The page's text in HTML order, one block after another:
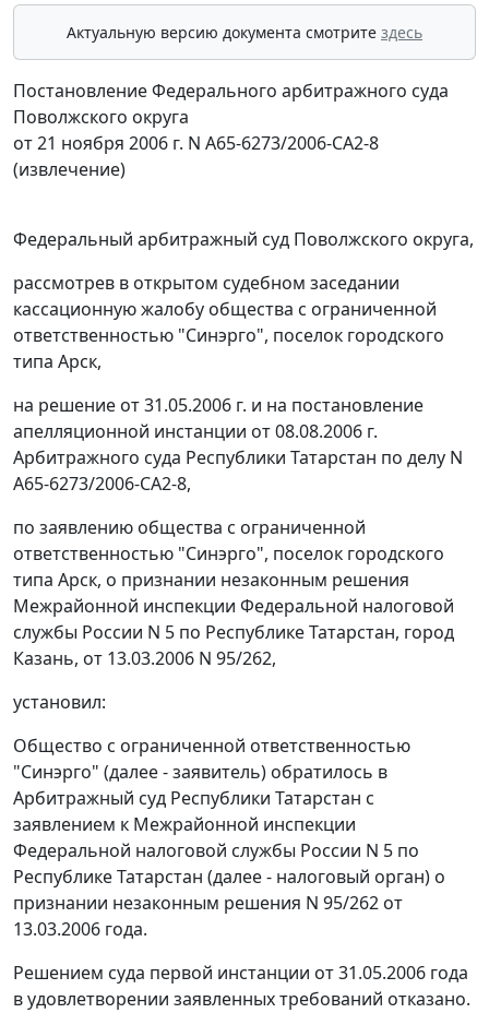
Актуальную версию документа смотрите здесь
Постановление Федерального арбитражного суда
Поволжского округа
от 21 ноября 2006 г. N А65-6273/2006-СА2-8
(извлечение)
Федеральный арбитражный суд Поволжского округа,
рассмотрев в открытом судебном заседании
кассационную жалобу общества с ограниченной
ответственностью "Синэрго", поселок городского
типа Арск,
на решение от 31.05.2006 г. и на постановление
апелляционной инстанции от 08.08.2006 г.
Арбитражного суда Республики Татарстан по делу N
А65-6273/2006-СА2-8,
по заявлению общества с ограниченной
ответственностью "Синэрго", поселок городского
типа Арск, о признании незаконным решения
Межрайонной инспекции Федеральной налоговой
службы России N 5 по Республике Татарстан, город
Казань, от 13.03.2006 N 95/262,
установил:
Общество с ограниченной ответственностью
"Синэрго" (далее - заявитель) обратилось в
Арбитражный суд Республики Татарстан с
заявлением к Межрайонной инспекции
Федеральной налоговой службы России N 5 по
Республике Татарстан (далее - налоговый орган) о
признании незаконным решения N 95/262 от
13.03.2006 года.
Решением суда первой инстанции от 31.05.2006 года
в удовлетворении заявленных требований отказано.